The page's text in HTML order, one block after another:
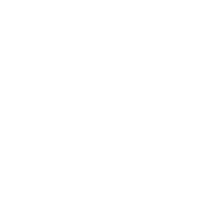
что вы можете хранить аккумулятор
который обеспечивает
Прочный корпус защитит
соответственно. Стандартные
линейка техники Greenworks, в